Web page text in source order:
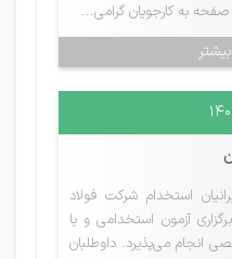
به کارجویان گرامی...
استخدام شرکت فولاد
آزمون استخدامی و یا
انجام می‌پذیرد. داوطلبان